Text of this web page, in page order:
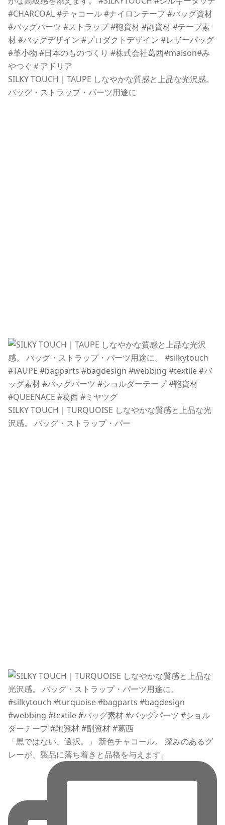
SILKY TOUCH｜TAUPE しなやかな質感と上品な光沢感。
バッグ・ストラップ・パーツ用途に
SILKY TOUCH｜TURQUOISE しなやかな質感と上品な光
沢感。 バッグ・ストラップ・パー
「黒ではない、選択。」 新色チャコール。 深みのあるグ
レーが、製品に落ち着きと品格を与えます。